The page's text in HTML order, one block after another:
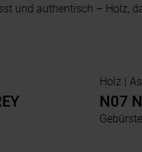
und authentisch – Holz,
N07